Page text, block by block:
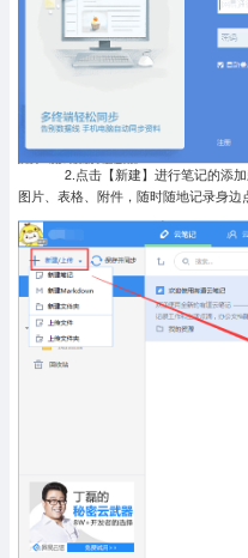
2.点击【新建】进行笔记的添加
图片、表格、附件，随时随地记录身边